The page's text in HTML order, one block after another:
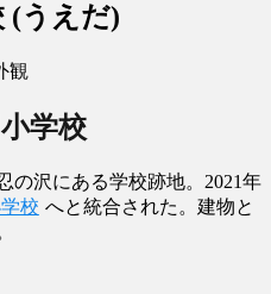
(うえだ)
学校
の沢にある学校跡地。2021年
校 へと統合された。建物と